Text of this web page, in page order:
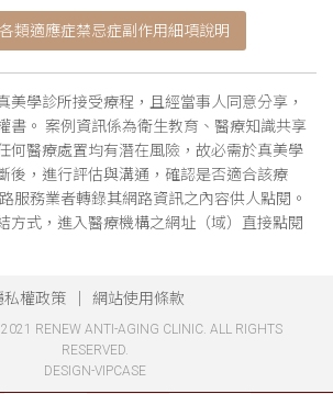
各類適應症禁忌症副作用細項說明
美學診所接受療程，且經當事人同意分享，
書。 案例資訊係為衛生教育、醫療知識共享
何醫療處置均有潛在風險，故必需於真美學
後，進行評估與溝通，確認是否適合該療
服務業者轉錄其網路資訊之內容供人點閱。
方式，進入醫療機構之網址（域）直接點閱
私權政策 網站使用條款
RENEW ANTI-AGING CLINIC. ALL RIGHTS
RESERVED.
DESIGN-VIPCASE